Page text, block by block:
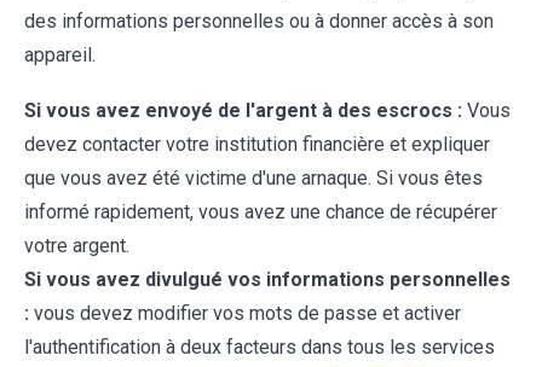
des informations personnelles ou à donner accès à son
appareil.
Si vous avez envoyé de l'argent à des escrocs : Vous
devez contacter votre institution financière et expliquer
que vous avez été victime d'une arnaque. Si vous êtes
informé rapidement, vous avez une chance de récupérer
votre argent.
Si vous avez divulgué vos informations personnelles
: vous devez modifier vos mots de passe et activer
l'authentification à deux facteurs dans tous les services